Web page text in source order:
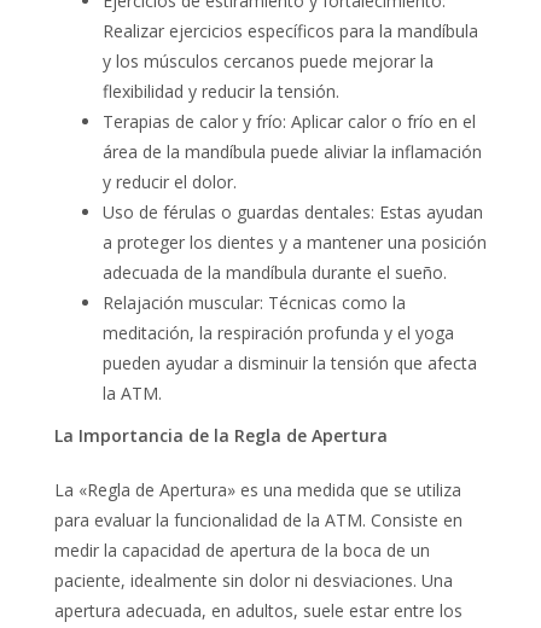
Realizar ejercicios específicos para la mandíbula
y los músculos cercanos puede mejorar la
flexibilidad y reducir la tensión.
Terapias de calor y frío: Aplicar calor o frío en el
área de la mandíbula puede aliviar la inflamación
y reducir el dolor.
Uso de férulas o guardas dentales: Estas ayudan
a proteger los dientes y a mantener una posición
adecuada de la mandíbula durante el sueño.
Relajación muscular: Técnicas como la
meditación, la respiración profunda y el yoga
pueden ayudar a disminuir la tensión que afecta
la ATM.
La Importancia de la Regla de Apertura
La «Regla de Apertura» es una medida que se utiliza
para evaluar la funcionalidad de la ATM. Consiste en
medir la capacidad de apertura de la boca de un
paciente, idealmente sin dolor ni desviaciones. Una
apertura adecuada, en adultos, suele estar entre los